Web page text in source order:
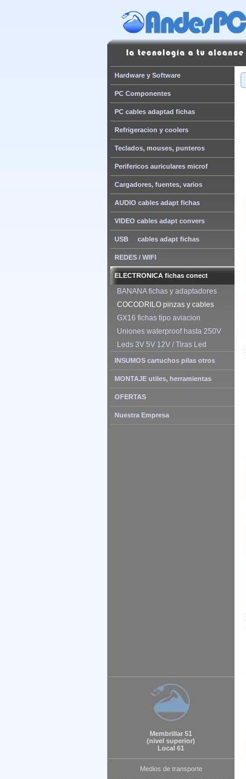
Hardware y Software
PC Componentes
PC cables adaptad fichas
Refrigeracion y coolers
Teclados, mouses, punteros
Perifericos auriculares microf
Cargadores, fuentes, varios
AUDIO cables adapt fichas
VIDEO cables adapt convers
USB cables adapt fichas
REDES / WIFI
ELECTRONICA fichas conect
BANANA fichas y adaptadores
COCODRILO pinzas y cables
GX16 fichas tipo aviacion
Uniones waterproof hasta 250V
Leds 3V 5V 12V / Tiras Led
INSUMOS cartuchos pilas otros
MONTAJE utiles, herramientas
OFERTAS
Nuestra Empresa
Membrillar 51
(nivel superior)
Local 61
Medios de transporte